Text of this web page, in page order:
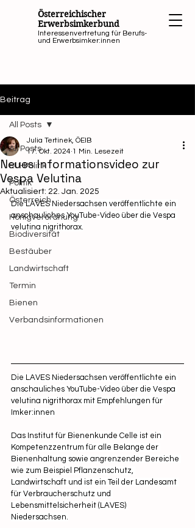
Österreichischer
Erwerbsimkerbund
Interessenvertretung für Berufs-
und Erwerbsimker:innen
Beitrag
All Posts
EU-Politik
Politik
Österreich
Honigverordnung
Biodiversität
Bestäuber
Landwirtschaft
Termin
Bienen
Verbandsinformationen
All Posts
Neues Informationsvideo zur
Vespa Velutina
Julia Tertinek, ÖEIB
17. Okt. 2024 1 Min. Lesezeit
Aktualisiert: 22. Jan. 2025
Die LAVES Niedersachsen veröffentlichte ein
anschauliches YouTube-Video über die Vespa
velutina nigrithorax.
Die LAVES Niedersachsen veröffentlichte ein
anschauliches YouTube-Video über die Vespa
velutina nigrithorax mit Empfehlungen für
Imker:innen
Das Institut für Bienenkunde Celle ist ein
Kompetenzzentrum für alle Belange der
Bienenhaltung sowie angrenzender Bereiche
wie zum Beispiel Pflanzenschutz,
Landwirtschaft und ist ein Teil der Landesamt
für Verbraucherschutz und
Lebensmittelsicherheit (LAVES)
Niedersachsen.